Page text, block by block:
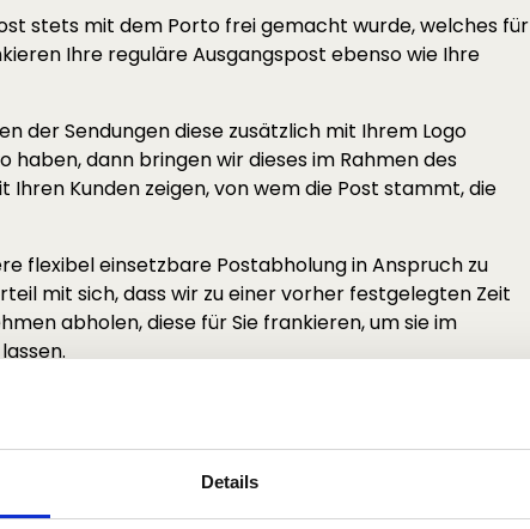
Details
stets mit dem Porto frei gemacht wurde, welches für
Ihre reguläre Ausgangspost ebenso wie Ihre
der Sendungen diese zusätzlich mit Ihrem Logo
haben, dann bringen wir dieses im Rahmen des
Ihren Kunden zeigen, von wem die Post stammt, die
flexibel einsetzbare Postabholung in Anspruch zu
mit sich, dass wir zu einer vorher festgelegten Zeit
abholen, diese für Sie frankieren, um sie im
kann der
werden?